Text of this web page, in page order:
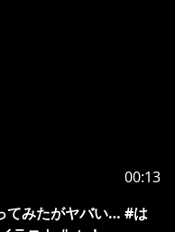
00:13
てみたがヤバい… #は